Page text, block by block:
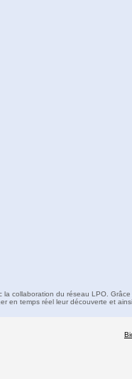
la collaboration du réseau LPO.
en temps réel leur découverte et